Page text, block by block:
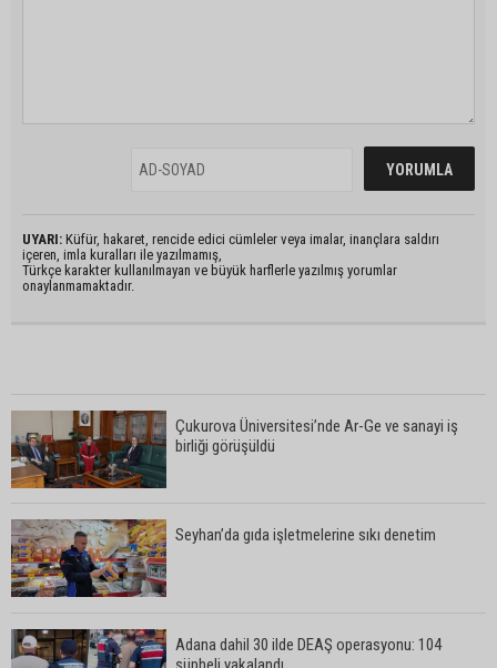
UYARI: Küfür, hakaret, rencide edici cümleler veya imalar, inançlara saldırı
içeren, imla kuralları ile yazılmamış,
Türkçe karakter kullanılmayan ve büyük harflerle yazılmış yorumlar
onaylanmamaktadır.
Çukurova Üniversitesi’nde Ar-Ge ve sanayi iş
birliği görüşüldü
Seyhan’da gıda işletmelerine sıkı denetim
Adana dahil 30 ilde DEAŞ operasyonu: 104